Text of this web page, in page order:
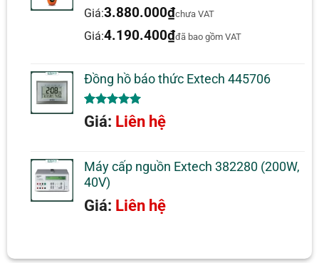
Giá:3.880.000₫chưa VAT
Giá:4.190.400₫đã bao gồm VAT
Đồng hồ báo thức Extech 445706
5.00trên 5
dựa trên
1
Giá: Liên hệ
Máy cấp nguồn Extech 382280 (200W,
40V)
Giá: Liên hệ